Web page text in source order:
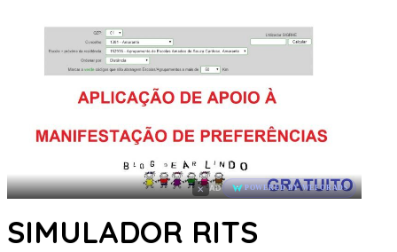
× AD POWERED BY WEFORADS
SIMULADOR RITS